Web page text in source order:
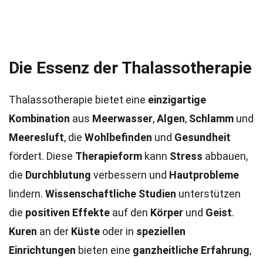
Die Essenz der Thalassotherapie
Thalassotherapie bietet eine einzigartige
Kombination aus Meerwasser,Algen, Schlamm und
Meeresluft, die Wohlbefinden und Gesundheit
fördert. Diese Therapieform kann Stress abbauen,
die Durchblutung verbessern und Hautprobleme
lindern. Wissenschaftliche Studien unterstützen
die positiven Effekte auf den Körper und Geist.
Kuren an der Küste oder in speziellen
Einrichtungen bieten eine ganzheitliche Erfahrung,